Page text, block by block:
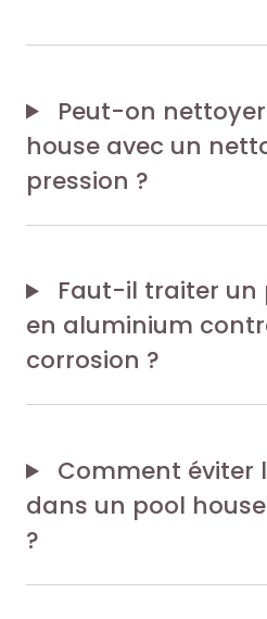
Peut-on
house avec un
pression ?
Faut-il traiter un
en aluminium
corrosion ?
Comment éviter
dans un pool
?